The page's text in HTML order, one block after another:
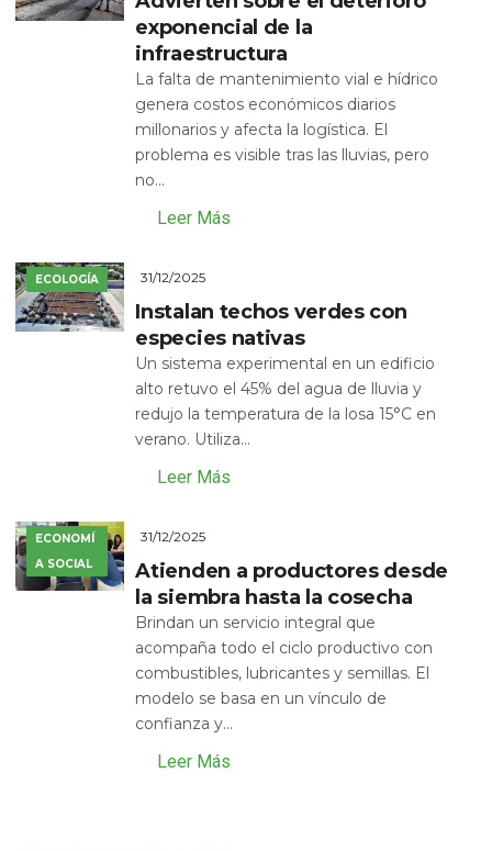
exponencial de la
infraestructura
La falta de mantenimiento vial e hídrico
genera costos económicos diarios
millonarios y afecta la logística. El
problema es visible tras las lluvias, pero
no...
Leer Más
ECOLOGÍA 31/12/2025
Instalan techos verdes con
especies nativas
Un sistema experimental en un edificio
alto retuvo el 45% del agua de lluvia y
redujo la temperatura de la losa 15°C en
verano. Utiliza...
Leer Más
ECONOMÍ
A SOCIAL
31/12/2025
Atienden a productores desde
la siembra hasta la cosecha
Brindan un servicio integral que
acompaña todo el ciclo productivo con
combustibles, lubricantes y semillas. El
modelo se basa en un vínculo de
confianza y...
Leer Más